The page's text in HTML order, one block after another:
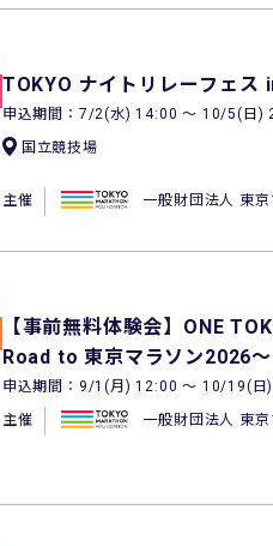
TOKYO ナイトリレーフェス
申込期間：7/2(水) 14:00 〜 10/5(日)
国立競技場
主催 一般財団法人 東
【事前無料体験会】ONE
Road to 東京マラソン2026～
申込期間：9/1(月) 12:00 〜 10/19(日
主催
一般財団法人 東